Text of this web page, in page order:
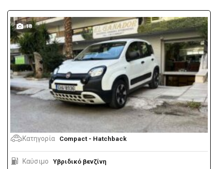
18
Κατηγορία Compact - Hatchback
Καύσιμο Υβριδικό βενζίνη